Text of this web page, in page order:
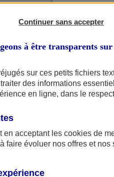
Continuer sans accepter
à être transparents
sur ces petits fichiers
des informations
en ligne, dans le
en acceptant les cookies de
faire évoluer nos offres et nos